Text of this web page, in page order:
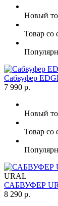
Новый
Товар со
Сабвуфер
7 990 р.
Новый
Товар со
URAL
САБВУФЕР
8 290 р.